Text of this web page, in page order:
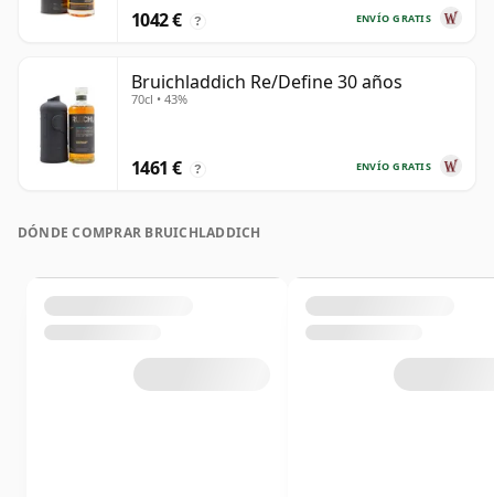
ENVÍO GRATIS
1042 € ?
Bruichladdich Re/Define 30 años
70cl • 43%
ENVÍO GRATIS
1461 € ?
DÓNDE COMPRAR BRUICHLADDICH